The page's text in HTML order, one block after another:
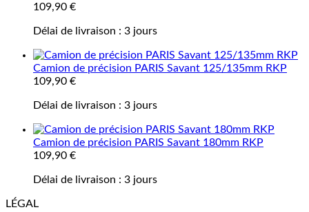
109,90 €
Délai de livraison : 3 jours
Camion de précision PARIS Savant 125/135mm RKP
109,90 €
Délai de livraison : 3 jours
Camion de précision PARIS Savant 180mm RKP
109,90 €
Délai de livraison : 3 jours
LÉGAL